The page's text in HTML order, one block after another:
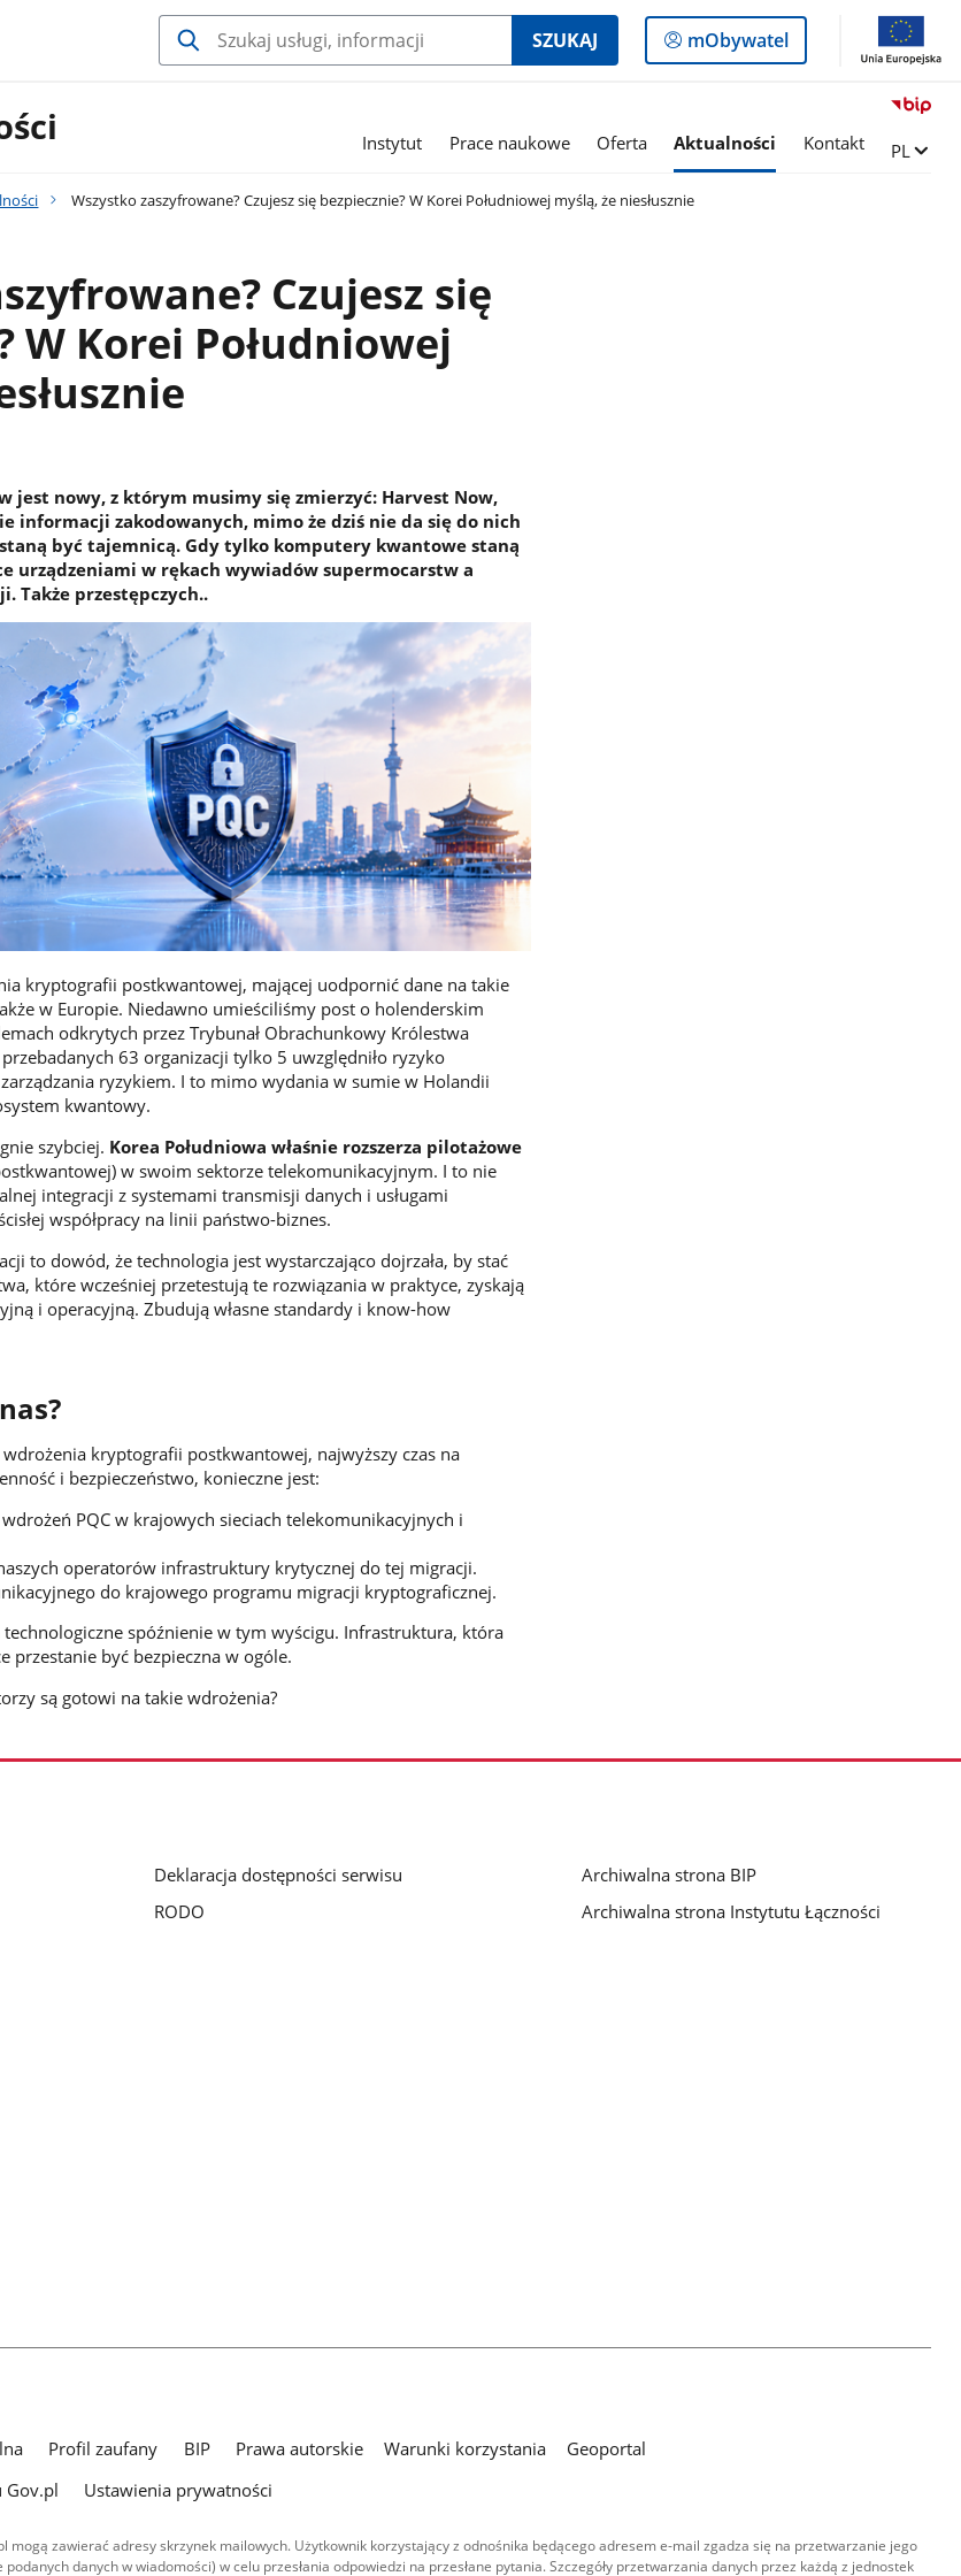
SZUKAJ
Logowanie
do
mObywatel
Instytut Prace naukowe Oferta Aktualności Kontakt Zmień
PL
Wszystko zaszyfrowane? Czujesz się bezpiecznie? W Korei Południowej myślą, że niesłusznie
Czujesz się
W Korei Południowej
jest nowy, z którym musimy się zmierzyć: Harvest Now,
informacji zakodowanych, mimo że dziś nie da się do nich
być tajemnicą. Gdy tylko komputery kwantowe staną
urządzeniami w rękach wywiadów supermocarstw a
Także przestępczych..
kryptografii postkwantowej, mającej uodpornić dane na takie
w Europie. Niedawno umieściliśmy post o holenderskim
odkrytych przez Trybunał Obrachunkowy Królestwa
63 organizacji tylko 5 uwzględniło ryzyko
ryzykiem. I to mimo wydania w sumie w Holandii
kwantowy.
szybciej. Korea Południowa właśnie rozszerza pilotażowe
w swoim sektorze telekomunikacyjnym. I to nie
integracji z systemami transmisji danych i usługami
współpracy na linii państwo-biznes.
to dowód, że technologia jest wystarczająco dojrzała, by stać
które wcześniej przetestują te rozwiązania w praktyce, zyskają
i operacyjną. Zbudują własne standardy i know-how
kryptografii postkwantowej, najwyższy czas na
i bezpieczeństwo, konieczne jest:
PQC w krajowych sieciach telekomunikacyjnych i
operatorów infrastruktury krytycznej do tej migracji.
do krajowego programu migracji kryptograficznej.
spóźnienie w tym wyścigu. Infrastruktura, która
przestanie być bezpieczna w ogóle.
są gotowi na takie wdrożenia?
Deklaracja dostępności serwisu
RODO
Archiwalna strona BIP
Archiwalna strona Instytutu Łączności
Profil zaufany BIP Prawa autorskie Warunki korzystania
Geoportal
Gov.pl
Ustawienia prywatności
mogą zawierać adresy skrzynek mailowych. Użytkownik korzystający z odnośnika będącego adresem e-mail zgadza się na przetwarzanie jego
danych w wiadomości) w celu przesłania odpowiedzi na przesłane pytania. Szczegóły przetwarzania danych przez każdą z jednostek